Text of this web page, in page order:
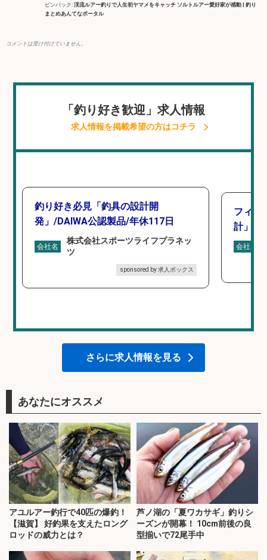
ピンバック: 渓流ルアー釣りで人生初ヤマメをキャッチ ソルトルアー愛好家が感動 | 釣り
まとめあんてなポータル
コメントは受け付けていません。
「釣り好き歓迎」求人情報
求人情報を掲載希望の方はコチラ
釣り好き必見「釣具の設計開
発」/DAIWA公認製品/年休117日
会社名
株式会社スポーツライフプラネッ
ツ
sponsored by 求人ボックス
フィッ
計」
会社名
さらに求人情報を見る
あなたにオススメ
アユルアー釣行で40匹の爆釣！
【滋賀】 好釣果を支えたロング
ロッドの威力とは？
芦ノ湖の「夏ワカサギ」釣りシ
ーズンが開幕！ 10cm前後の良
型揃いで72尾手中